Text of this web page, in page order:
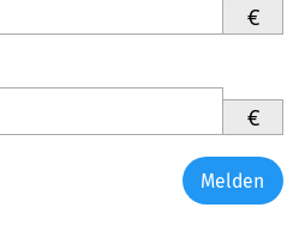
€
€
Melden